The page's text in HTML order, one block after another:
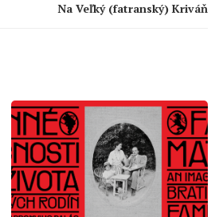
Na Veľký (fatranský) Kriváň